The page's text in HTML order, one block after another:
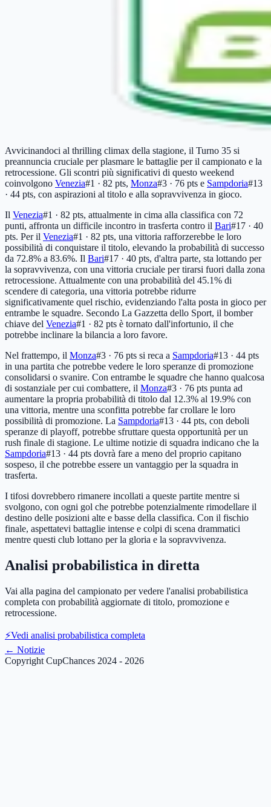
Avvicinandoci al thrilling climax della stagione, il Turno 35 si
preannuncia cruciale per plasmare le battaglie per il campionato e la
retrocessione. Gli scontri più significativi di questo weekend
coinvolgono Venezia#1 · 82 pts, Monza#3 · 76 pts e Sampdoria#13
· 44 pts, con aspirazioni al titolo e alla sopravvivenza in gioco.
Il Venezia#1 · 82 pts, attualmente in cima alla classifica con 72
punti, affronta un difficile incontro in trasferta contro il Bari#17 · 40
pts. Per il Venezia#1 · 82 pts, una vittoria rafforzerebbe le loro
possibilità di conquistare il titolo, elevando la probabilità di successo
da 72.8% a 83.6%. Il Bari#17 · 40 pts, d'altra parte, sta lottando per
la sopravvivenza, con una vittoria cruciale per tirarsi fuori dalla zona
retrocessione. Attualmente con una probabilità del 45.1% di
scendere di categoria, una vittoria potrebbe ridurre
significativamente quel rischio, evidenziando l'alta posta in gioco per
entrambe le squadre. Secondo La Gazzetta dello Sport, il bomber
chiave del Venezia#1 · 82 pts è tornato dall'infortunio, il che
potrebbe inclinare la bilancia a loro favore.
Nel frattempo, il Monza#3 · 76 pts si reca a Sampdoria#13 · 44 pts
in una partita che potrebbe vedere le loro speranze di promozione
consolidarsi o svanire. Con entrambe le squadre che hanno qualcosa
di sostanziale per cui combattere, il Monza#3 · 76 pts punta ad
aumentare la propria probabilità di titolo dal 12.3% al 19.9% con
una vittoria, mentre una sconfitta potrebbe far crollare le loro
possibilità di promozione. La Sampdoria#13 · 44 pts, con deboli
speranze di playoff, potrebbe sfruttare questa opportunità per un
rush finale di stagione. Le ultime notizie di squadra indicano che la
Sampdoria#13 · 44 pts dovrà fare a meno del proprio capitano
sospeso, il che potrebbe essere un vantaggio per la squadra in
trasferta.
I tifosi dovrebbero rimanere incollati a queste partite mentre si
svolgono, con ogni gol che potrebbe potenzialmente rimodellare il
destino delle posizioni alte e basse della classifica. Con il fischio
finale, aspettatevi battaglie intense e colpi di scena drammatici
mentre questi club lottano per la gloria e la sopravvivenza.
Analisi probabilistica in diretta
Vai alla pagina del campionato per vedere l'analisi probabilistica
completa con probabilità aggiornate di titolo, promozione e
retrocessione.
⚡Vedi analisi probabilistica completa
← Notizie
Copyright CupChances 2024 - 2026